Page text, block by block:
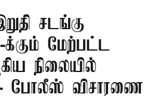
சடங்கு
மேற்பட்ட
நிலையில்
- போலீஸ் விசாரணை